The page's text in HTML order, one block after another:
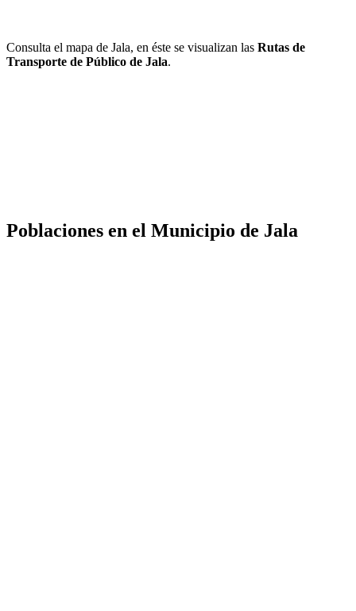
Consulta el mapa de Jala, en éste se visualizan las Rutas de
Transporte de Público de Jala.
Poblaciones en el Municipio de Jala